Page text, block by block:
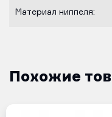
Материал ниппеля:
Похожие